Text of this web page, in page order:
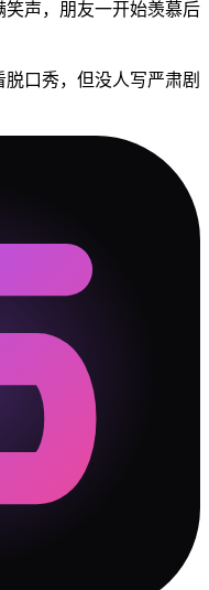
们到底在吵什么"。大
本身，而是"你不理解
快要情绪失控时说出
冷战和摔门有效 100
声，朋友一开始羡慕后
口秀，但没人写严肃剧